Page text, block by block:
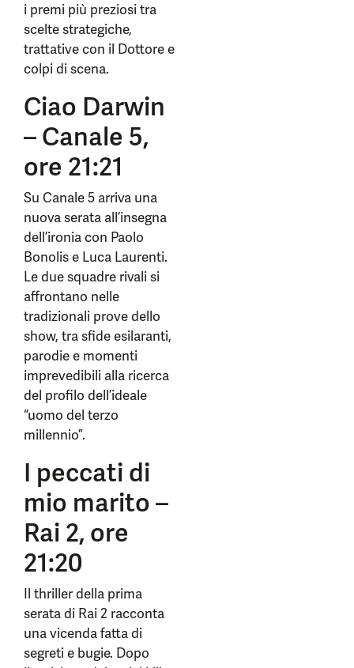
i premi più preziosi tra
scelte strategiche,
trattative con il Dottore e
colpi di scena.
Ciao Darwin
– Canale 5,
ore 21:21
Su Canale 5 arriva una
nuova serata all’insegna
dell’ironia con Paolo
Bonolis e Luca Laurenti.
Le due squadre rivali si
affrontano nelle
tradizionali prove dello
show, tra sfide esilaranti,
parodie e momenti
imprevedibili alla ricerca
del profilo dell’ideale
“uomo del terzo
millennio”.
I peccati di
mio marito –
Rai 2, ore
21:20
Il thriller della prima
serata di Rai 2 racconta
una vicenda fatta di
segreti e bugie. Dopo